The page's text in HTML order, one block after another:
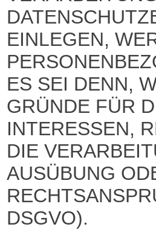
EINLEGEN,
ES SEI DENN,
GRÜNDE FÜR
INTERESSEN,
DIE
AUSÜBUNG
DSGVO).